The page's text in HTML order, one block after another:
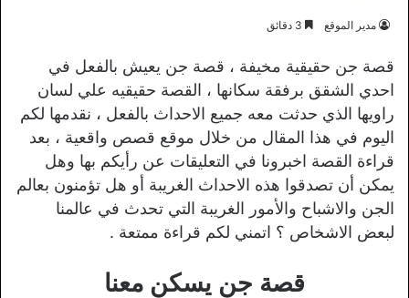
مدير الموقع
قصة جن حقيقية مخيفة ، قصة جن يعيش بالفعل في
احدي الشقق برفقة سكانها ، القصة حقيقيه علي لسان
راويها الذي حدثت معه جميع الاحداث بالفعل ، نقدمها لكم
اليوم في هذا المقال من خلال موقع قصص واقعية ، بعد
قراءة القصة اخبرونا في التعليقات عن رأيكم بها وهل
يمكن أن تصدقوا هذه الاحداث الغريبة أو هل تؤمنون بعالم
الجن والاشباح والأمور الغريبة التي تحدث في عالمنا
لبعض الاشخاص ؟ اتمني لكم قراءة ممتعة .
قصة جن يسكن معنا